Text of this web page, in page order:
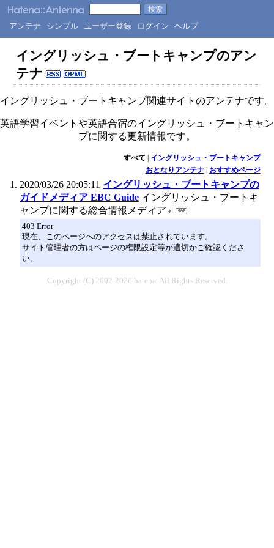
アンテナ シンプル ユーザー登録 ログイン ヘルプ
イングリッシュ・ブートキャンプのアン
テナ
イングリッシュ・ブートキャンプ関連サイトのアンテナです。
英語学習イベントや英語合宿のイングリッシュ・ブートキャン
プに関する更新情報です。
すべて | イングリッシュ・ブートキャンプ
おとなりアンテナ| おすすめページ
2020/03/26 20:05:11 イングリッシュ・ブートキャンプの
ガイドメディア EBC Guide イングリッシュ・ブートキ
ャンプに関する総合情報メディア
403 Error
現在、このページへのアクセスは禁止されています。
サイト管理者の方はページの権限設定等が適切かご確認くださ
い。
Copyright (C) 2002-2026 hatena. All Rights Reserved.